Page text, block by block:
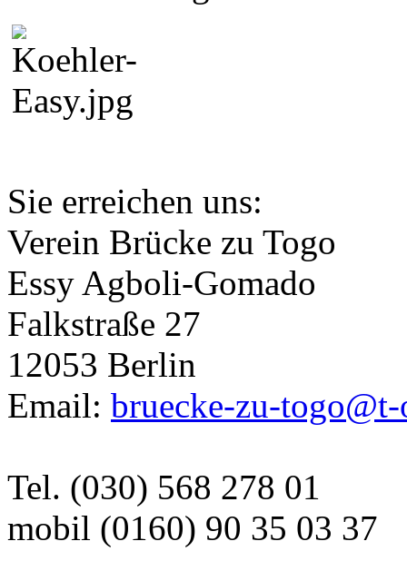
Sie erreichen uns:
Verein Brücke zu Togo
Essy Agboli-Gomado
Falkstraße 27
12053 Berlin
Email: bruecke-zu-
Tel. (030) 568 278 01
mobil (0160) 90 35 03 37